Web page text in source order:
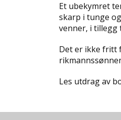
Et ubekymret
skarp i tunge
venner, i tillegg
Det er ikke fritt
Les utdrag av